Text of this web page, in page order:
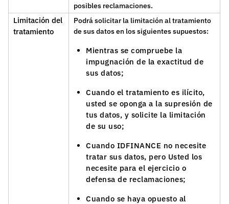
posibles reclamaciones.
Limitación del
tratamiento
Podrá solicitar la limitación al tratamiento
de sus datos en los siguientes supuestos:
Mientras se compruebe la
impugnación de la exactitud de
sus datos;
Cuando el tratamiento es ilícito,
usted se oponga a la supresión de
tus datos, y solicite la limitación
de su uso;
Cuando IDFINANCE no necesite
tratar sus datos, pero Usted los
necesite para el ejercicio o
defensa de reclamaciones;
Cuando se haya opuesto al